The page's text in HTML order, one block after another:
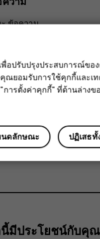
ะข้อความ
ะข้อความที่คุณต้องการอ่า
งหน้าจอลงมาแล้วแตะข้อคว
ข้อความ
ข้อความที่คุณต้องการตอ
นข้อความตอบกลับในกล่อ
มีประโยชน์กับคุ
พื่อปรับปรุงประสบการณ์ข
ณยอมรับการใช้คุกกี้และ
ารตั้งค่าคุกกี้" ที่ด้านล่างขอ
ปฏิเสธ
นดลักษณะ